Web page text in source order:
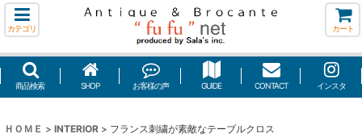
カテゴリ カート
商品検索 SHOP お客様の声 GUIDE CONTACT インスタ
ＨＯＭＥ > INTERIOR > フランス刺繍が素敵なテーブルクロス